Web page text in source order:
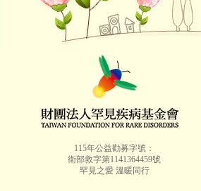
115年公益勸募字號：
衛部救字第1141364459號
罕見之愛 溫暖同行